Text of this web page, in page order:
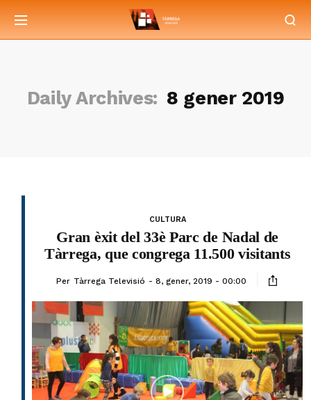
Daily Archives: 8 gener 2019
CULTURA
Gran èxit del 33è Parc de Nadal de
Tàrrega, que congrega 11.500 visitants
Per Tàrrega Televisió 8, gener, 2019 - 00:00